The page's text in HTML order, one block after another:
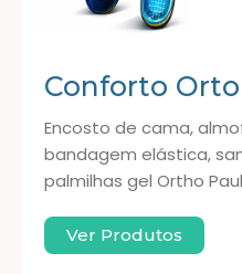
Conforto
Encosto de cama,
bandagem elástica,
palmilhas gel Ortho
Ver Produtos